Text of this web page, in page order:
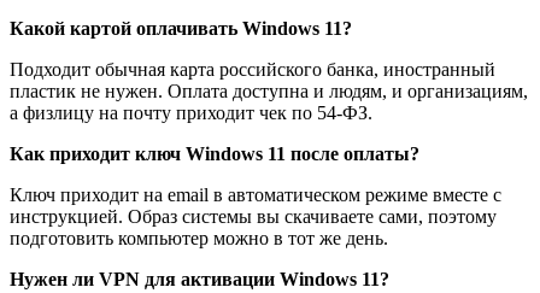
Какой картой оплачивать Windows 11?
Подходит обычная карта российского банка, иностранный
пластик не нужен. Оплата доступна и людям, и организациям,
а физлицу на почту приходит чек по 54-ФЗ.
Как приходит ключ Windows 11 после оплаты?
Ключ приходит на email в автоматическом режиме вместе с
инструкцией. Образ системы вы скачиваете сами, поэтому
подготовить компьютер можно в тот же день.
Нужен ли VPN для активации Windows 11?